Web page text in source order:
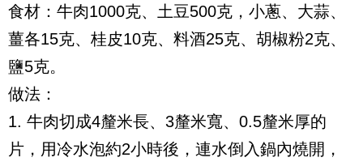
食材：牛肉1000克、土豆500克，小蔥、大蒜、
薑各15克、桂皮10克、料酒25克、胡椒粉2克、
鹽5克。
做法：
1. 牛肉切成4釐米長、3釐米寬、0.5釐米厚的
片，用冷水泡約2小時後，連水倒入鍋內燒開，